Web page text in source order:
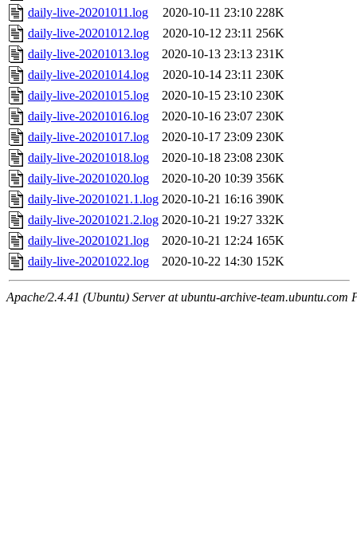
daily-live-20201011.log
2020-10-11 23:10 228K
daily-live-20201012.log
2020-10-12 23:11 256K
daily-live-20201013.log
2020-10-13 23:13 231K
daily-live-20201014.log
2020-10-14 23:11 230K
daily-live-20201015.log
2020-10-15 23:10 230K
daily-live-20201016.log
2020-10-16 23:07 230K
daily-live-20201017.log
2020-10-17 23:09 230K
daily-live-20201018.log
2020-10-18 23:08 230K
daily-live-20201020.log
2020-10-20 10:39 356K
daily-live-20201021.1.log 2020-10-21 16:16 390K
daily-live-20201021.2.log 2020-10-21 19:27 332K
daily-live-20201021.log
2020-10-21 12:24 165K
daily-live-20201022.log
2020-10-22 14:30 152K
Apache/2.4.41 (Ubuntu) Server at ubuntu-archive-team.ubuntu.com